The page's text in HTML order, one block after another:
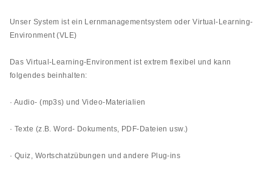
Unser System ist ein Lernmanagementsystem oder Virtual-Learning-
Environment (VLE)
Das Virtual-Learning-Environment ist extrem flexibel und kann
folgendes beinhalten:
· Audio- (mp3s) und Video-Materialien
· Texte (z.B. Word- Dokuments, PDF-Dateien usw.)
· Quiz, Wortschatzübungen und andere Plug-ins